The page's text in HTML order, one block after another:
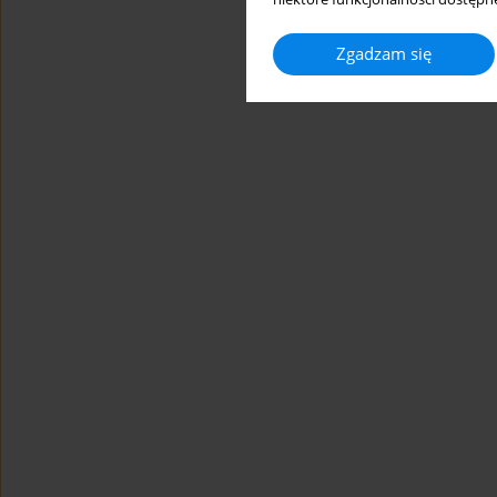
Zgadzam się